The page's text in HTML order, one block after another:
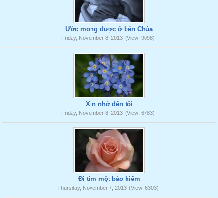
Ước mong được ở bên Chúa
Friday, November 8, 2013 (View: 9098)
Xin nhớ đến tôi
Friday, November 8, 2013 (View: 6783)
Đi tìm một bảo hiểm
Thursday, November 7, 2013 (View: 6303)